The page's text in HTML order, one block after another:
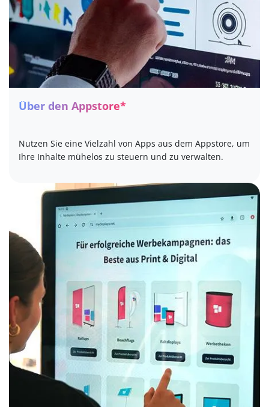
​Über den Appstore*
Nutzen Sie eine Vielzahl von Apps aus dem Appstore, um
Ihre Inhalte mühelos zu steuern und zu verwalten.